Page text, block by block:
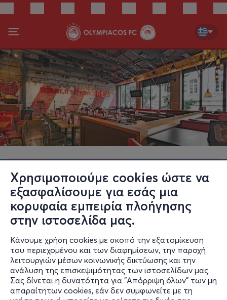
Χρησιμοποιούμε cookies ώστε να
εξασφαλίσουμε για εσάς μια
κορυφαία εμπειρία πλοήγησης
στην ιστοσελίδα μας.
Κάνουμε χρήση cookies με σκοπό την εξατομίκευση
του περιεχομένου και των διαφημίσεων, την παροχή
λειτουργιών μέσων κοινωνικής δικτύωσης και την
ανάλυση της επισκεψιμότητας των ιστοσελίδων μας.
Σας δίνεται η δυνατότητα για "Απόρριψη όλων" των μη
απαραίτητων cookies, εάν δεν συμφωνείτε με τη
Καπνικαρέας 3, Σύνταγμα
Ο ΧΩΡΟΣ
TGI Fridays Καπνικαρέας